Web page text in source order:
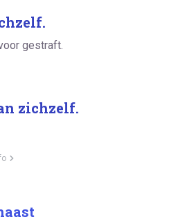
gestraft.
zichzelf.